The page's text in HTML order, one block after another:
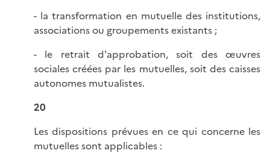
- la transformation en mutuelle des institutions,
associations ou groupements existants ;
- le retrait d'approbation, soit des œuvres
sociales créées par les mutuelles, soit des caisses
autonomes mutualistes.
20
Les dispositions prévues en ce qui concerne les
mutuelles sont applicables :